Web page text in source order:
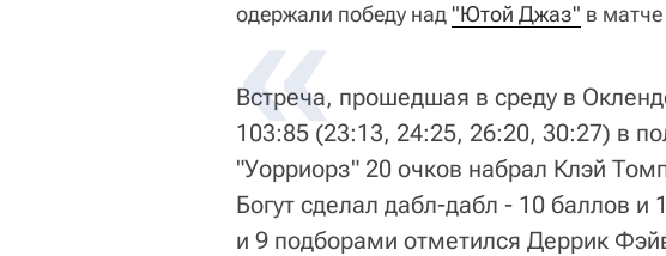
одержали победу над"Ютой Джаз" в матче
Встреча, прошедшая в среду в
103:85 (23:13, 24:25, 26:20, 30:27) в
"Уорриорз" 20 очков набрал Клэй
Богут сделал дабл-дабл - 10 баллов
и 9 подборами отметился Деррик